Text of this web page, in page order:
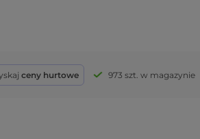
ceny hurtowe 973 szt. w magazynie